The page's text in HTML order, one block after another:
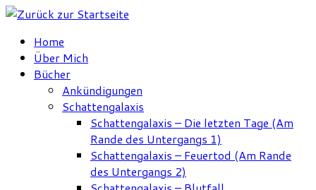
Zum
springenHome
Über Mich
Bücher
Ankündigungen
Schattengalaxis
Schattengalaxis – Die letzten Tage (Am
Rande des Untergangs 1)
Schattengalaxis – Feuertod (Am Rande
des Untergangs 2)